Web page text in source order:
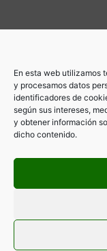
En esta web utilizamos
y procesamos datos
identificadores de
según sus intereses,
y obtener información
dicho contenido.